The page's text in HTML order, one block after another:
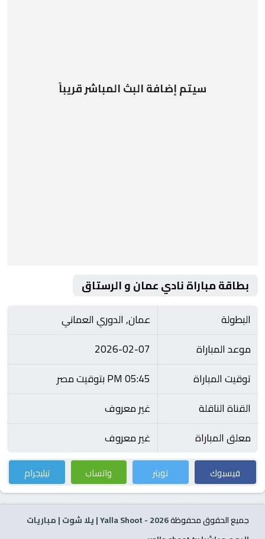
سيتم إضافة البث المباشر قريباً
بطاقة مباراة نادي عمان و الرستاق
البطولة
عمان, الدوري العماني
موعد المباراة
2026-02-07
توقيت المباراة
05:45 PM بتوقيت مصر
القناة الناقلة
غير معروف
معلق المباراة
غير معروف
فيسبوك تويتر واتساب تيليجرام
جميع الحقوق محفوظة2026
- Yalla Shoot | يلا شوت | مباريات